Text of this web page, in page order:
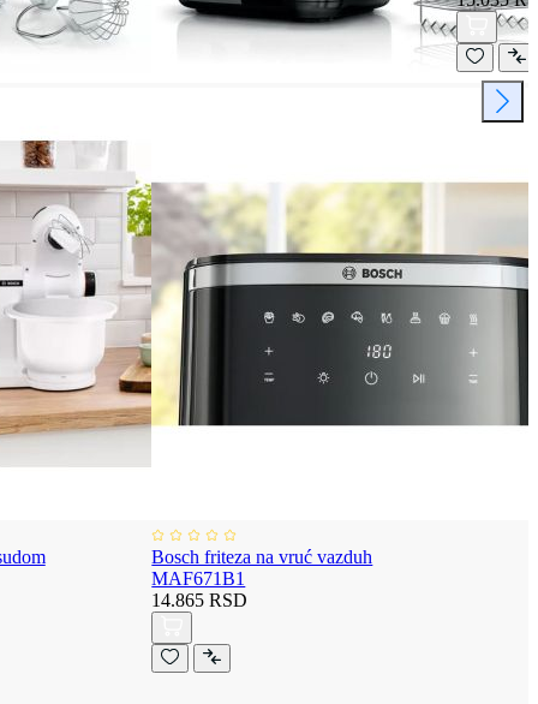
Bosch friteza na vruć vazduh
MAF671B1
14.865 RSD